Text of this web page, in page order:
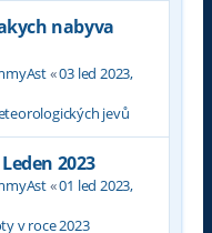
nabyva
«03 led 2023,
jevů
2023
«01 led 2023,
v roce 2023